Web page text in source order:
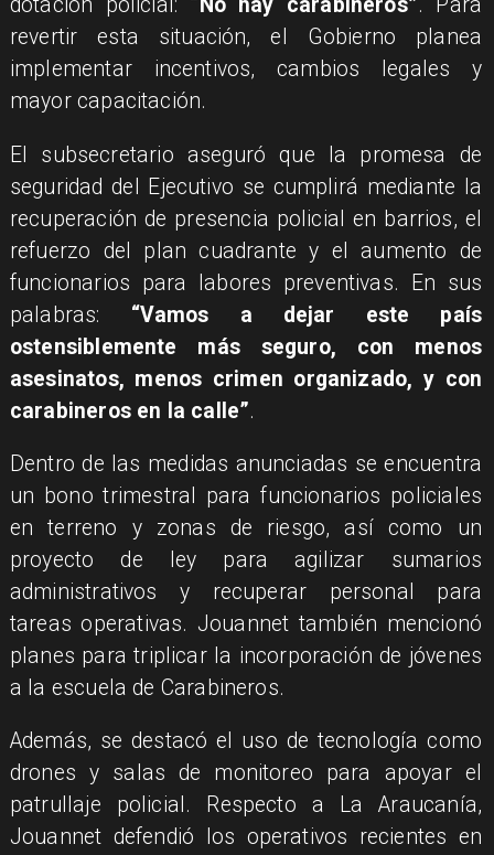
dotación policial: “No hay carabineros”. Para
revertir esta situación, el Gobierno planea
implementar incentivos, cambios legales y
mayor capacitación.
El subsecretario aseguró que la promesa de
seguridad del Ejecutivo se cumplirá mediante la
recuperación de presencia policial en barrios, el
refuerzo del plan cuadrante y el aumento de
funcionarios para labores preventivas. En sus
palabras: “Vamos a dejar este país
ostensiblemente más seguro, con menos
asesinatos, menos crimen organizado, y con
carabineros en la calle”.
Dentro de las medidas anunciadas se encuentra
un bono trimestral para funcionarios policiales
en terreno y zonas de riesgo, así como un
proyecto de ley para agilizar sumarios
administrativos y recuperar personal para
tareas operativas. Jouannet también mencionó
planes para triplicar la incorporación de jóvenes
a la escuela de Carabineros.
Además, se destacó el uso de tecnología como
drones y salas de monitoreo para apoyar el
patrullaje policial. Respecto a La Araucanía,
Jouannet defendió los operativos recientes en